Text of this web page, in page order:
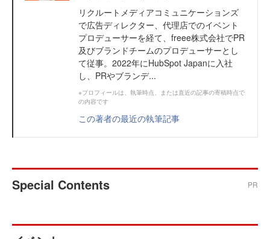
リクルートメディアコミュニケーションズ
で広告ディレクター、代理店でのイベント
プロデューサーを経て、freee株式会社でPR
及びブランドチームのプロデューサーとし
て従事。2022年にHubSpot Japanに入社
し、PRやブランデ...
※プロフィールは、執筆時点、または直近の記事の寄稿時点で
の内容です
この著者の最近の執筆記事
Special Contents PR